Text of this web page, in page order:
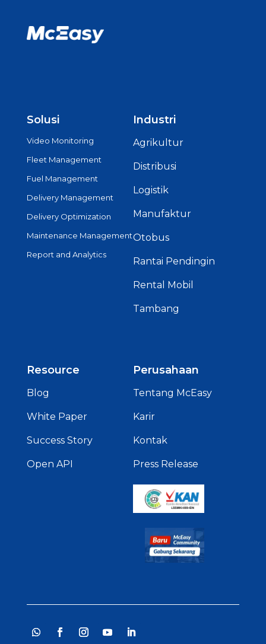
Solusi
Video Monitoring
Fleet Management
Fuel Management
Delivery Management
Delivery Optimization
Maintenance Management
Report and Analytics
Industri
Agrikultur
Distribusi
Logistik
Manufaktur
Otobus
Rantai Pendingin
Rental Mobil
Tambang
Resource
Blog
White Paper
Success Story
Open API
Perusahaan
Tentang McEasy
Karir
Kontak
Press Release